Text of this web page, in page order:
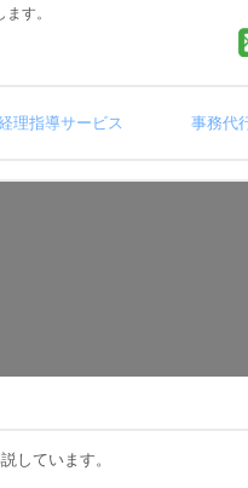
す。
理指導サービス 事務代
しています。